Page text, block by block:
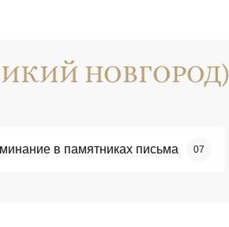
НОВГОРОД)
в памятниках письма 07